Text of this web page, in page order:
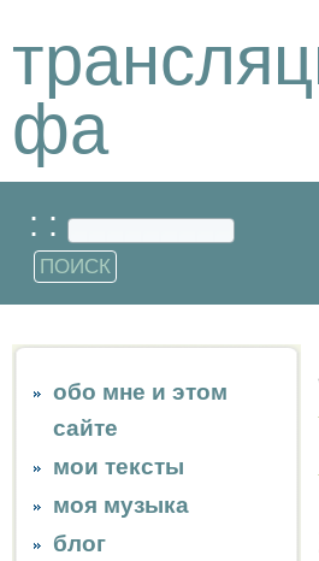
фа
: :
обо мне и этом
сайте
мои тексты
моя музыка
блог